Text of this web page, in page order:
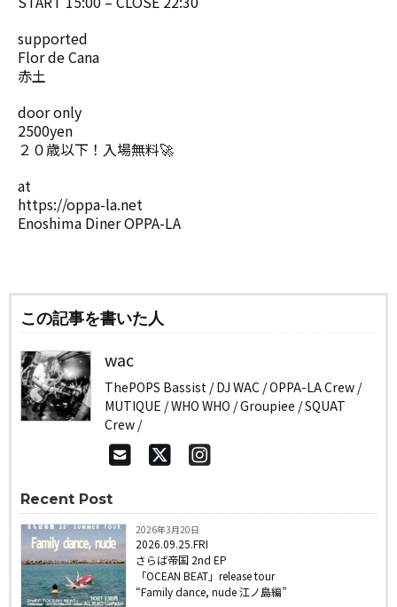
supported
Flor de Cana
赤土
door only
2500yen
２０歳以下！入場無料🚀
at
https://oppa-la.net
Enoshima Diner OPPA-LA
この記事を書いた人
wac
ThePOPS Bassist / DJ WAC / OPPA-LA Crew /
MUTIQUE / WHO WHO / Groupiee / SQUAT
Crew /
Recent Post
2026年3月20日
2026.09.25.FRI
さらば帝国 2nd EP
「OCEAN BEAT」release tour
“Family dance, nude 江ノ島編”